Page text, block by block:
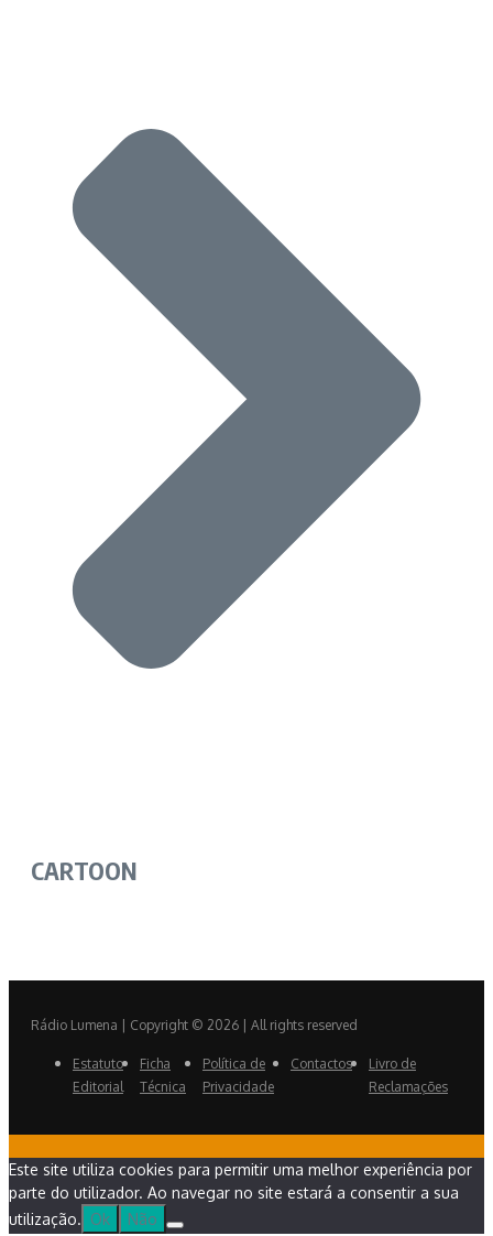
CARTOON
Rádio Lumena | Copyright © 2026 | All rights reserved
Estatuto
Editorial
Ficha
Técnica
Política de
Privacidade
Contactos
Livro de
Reclamações
Este site utiliza cookies para permitir uma melhor experiência por
parte do utilizador. Ao navegar no site estará a consentir a sua
utilização. Ok Não